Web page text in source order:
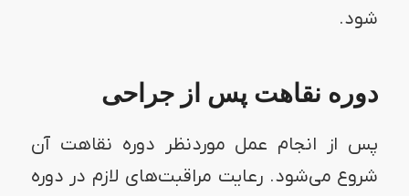
شود.
دوره نقاهت پس از جراحی
پس از انجام عمل موردنظر دوره نقاهت آن
شروع می‌شود‌. رعایت مراقبت‌های لازم در دوره